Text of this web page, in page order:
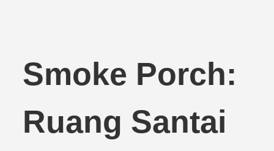
Smoke Porch:
Ruang Santai